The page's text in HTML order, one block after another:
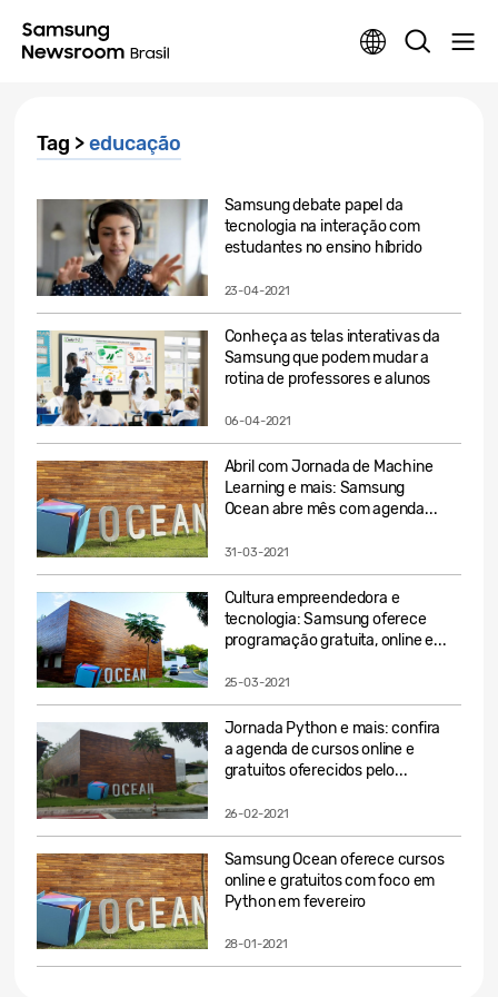
Tag >educação
Samsung debate papel da
tecnologia na interação com
estudantes no ensino híbrido
23-04-2021
Conheça as telas interativas da
Samsung que podem mudar a
rotina de professores e alunos
06-04-2021
Abril com Jornada de Machine
Learning e mais: Samsung
Ocean abre mês com agenda...
31-03-2021
Cultura empreendedora e
tecnologia: Samsung oferece
programação gratuita, online e...
25-03-2021
Jornada Python e mais: confira
a agenda de cursos online e
gratuitos oferecidos pelo...
26-02-2021
Samsung Ocean oferece cursos
online e gratuitos com foco em
Python em fevereiro
28-01-2021